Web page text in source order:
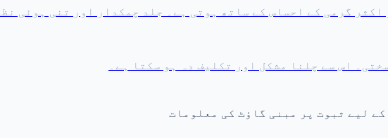
اکثر گرمی کے احساس کے ساتھ ہوتی ہے۔ جلد چمکدار اور تنی ہوئی
اس سے چلنا مشکل اور تکلیف دہ ہو سکتا ہے۔
لیے ثبوت پر مبنی گاؤٹ کی معلومات